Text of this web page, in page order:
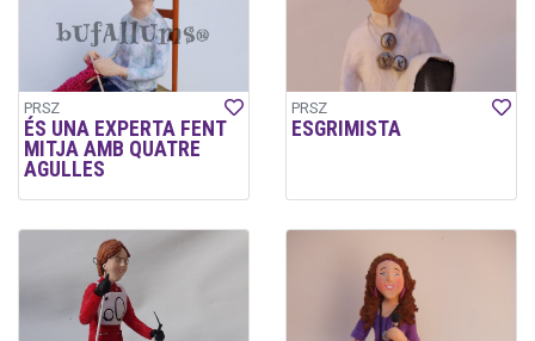
PRSZ
ÉS UNA EXPERTA FENT
MITJA AMB QUATRE
AGULLES
PRSZ
ESGRIMISTA